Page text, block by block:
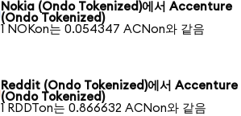
Nokia (Ondo Tokenized)에서 Accenture
(Ondo Tokenized)
1 NOKon는 0.054347 ACNon와 같음
Reddit (Ondo Tokenized)에서 Accenture
(Ondo Tokenized)
1 RDDTon는 0.866632 ACNon와 같음